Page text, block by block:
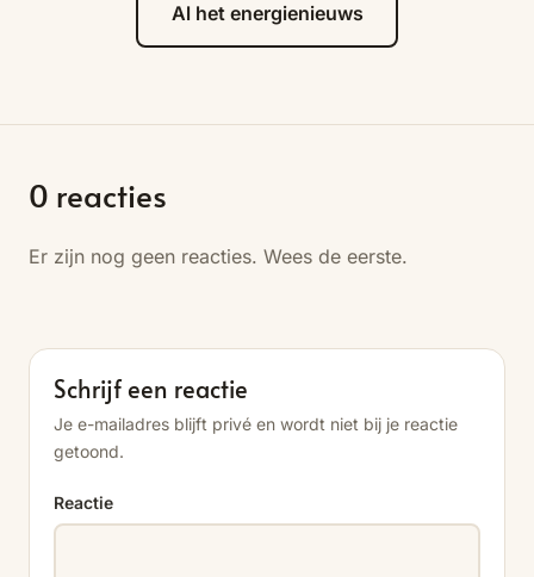
Al het energienieuws
0 reacties
Er zijn nog geen reacties. Wees de eerste.
Schrijf een reactie
Je e-mailadres blijft privé en wordt niet bij je reactie
getoond.
Reactie